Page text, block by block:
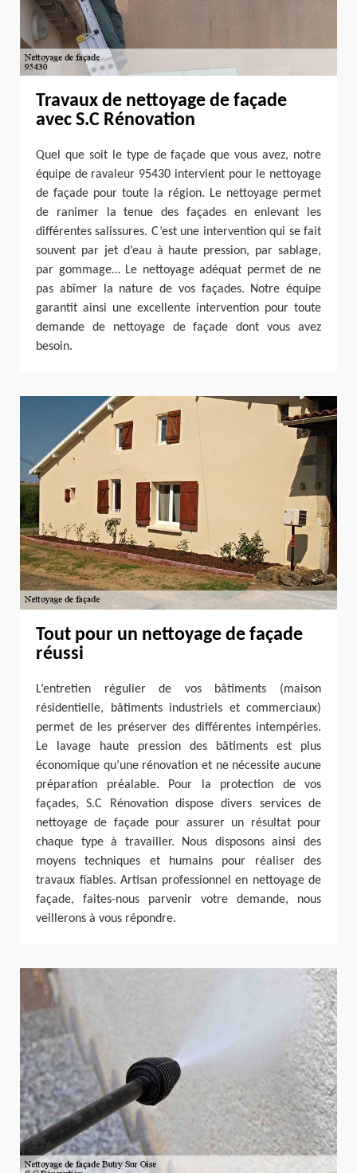
Travaux de nettoyage de façade
avec S.C Rénovation
Quel que soit le type de façade que vous avez, notre
équipe de ravaleur 95430 intervient pour le nettoyage
de façade pour toute la région. Le nettoyage permet
de ranimer la tenue des façades en enlevant les
différentes salissures. C’est une intervention qui se fait
souvent par jet d’eau à haute pression, par sablage,
par gommage… Le nettoyage adéquat permet de ne
pas abîmer la nature de vos façades. Notre équipe
garantit ainsi une excellente intervention pour toute
demande de nettoyage de façade dont vous avez
besoin.
Tout pour un nettoyage de façade
réussi
L’entretien régulier de vos bâtiments (maison
résidentielle, bâtiments industriels et commerciaux)
permet de les préserver des différentes intempéries.
Le lavage haute pression des bâtiments est plus
économique qu’une rénovation et ne nécessite aucune
préparation préalable. Pour la protection de vos
façades, S.C Rénovation dispose divers services de
nettoyage de façade pour assurer un résultat pour
chaque type à travailler. Nous disposons ainsi des
moyens techniques et humains pour réaliser des
travaux fiables. Artisan professionnel en nettoyage de
façade, faites-nous parvenir votre demande, nous
veillerons à vous répondre.